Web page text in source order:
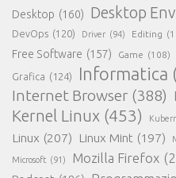
Desktop (160) Desktop
DevOps (120) Driver (94) Editing
Free Software (157) Game (108)
Grafica (124) Informatica
Internet Browser (388)
Kernel Linux (453)
Linux (207) Linux Mint (197)
Microsoft (91) Mozilla Firefox